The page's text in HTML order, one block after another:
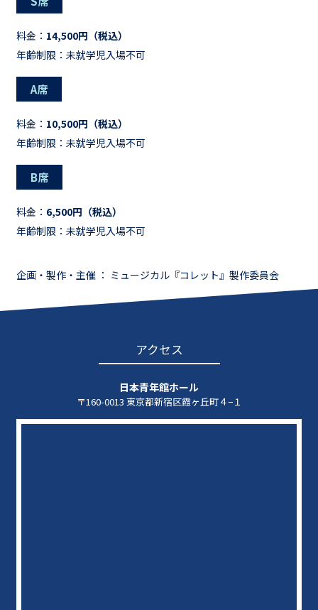
料金： 14,500円（税込）
年齢制限：未就学児入場不可
A席
料金： 10,500円（税込）
年齢制限：未就学児入場不可
B席
料金： 6,500円（税込）
年齢制限：未就学児入場不可
企画・製作・主催 ： ミュージカル『コレット』製作委員会
アクセス
日本青年館ホール
〒160-0013 東京都新宿区霞ヶ丘町４−１